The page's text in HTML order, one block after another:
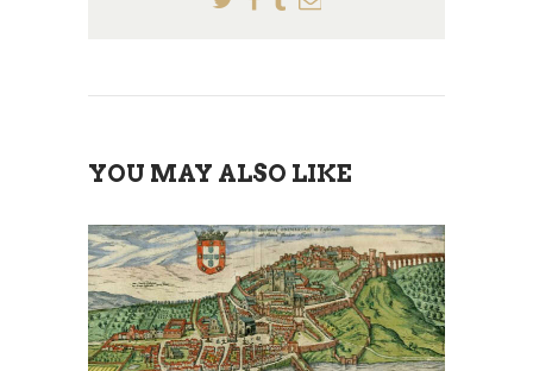
YOU MAY ALSO LIKE